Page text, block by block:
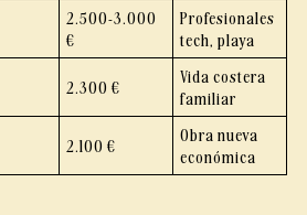
2.500-3.000
€
Profesionales
tech, playa
2.300 €
Vida costera
familiar
2.100 €
Obra nueva
económica